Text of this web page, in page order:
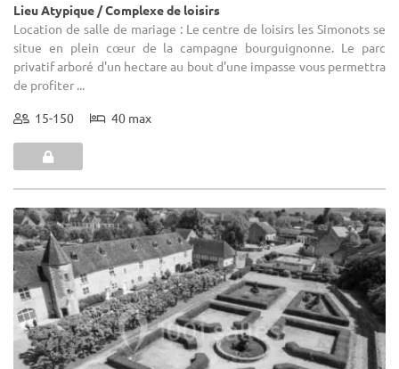
Lieu Atypique / Complexe de loisirs
Location de salle de mariage : Le centre de loisirs les Simonots se
situe en plein cœur de la campagne bourguignonne. Le parc
privatif arboré d'un hectare au bout d'une impasse vous permettra
de profiter ...
15-150 40 max